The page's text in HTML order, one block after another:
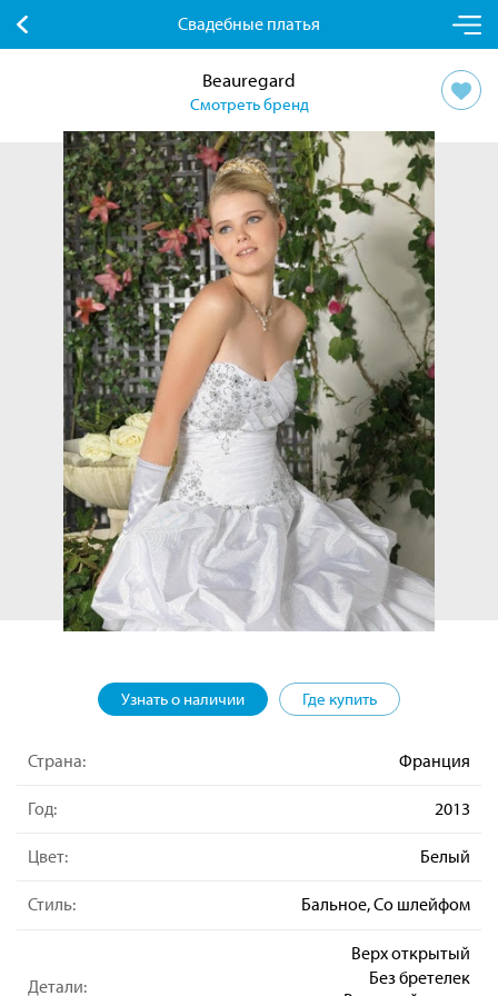
Свадебные платья
Beauregard
Смотреть бренд
Узнать о наличии Где купить
Страна: Франция
Год: 2013
Цвет: Белый
Стиль: Бальное, Со шлейфом
Детали:
Верх открытый
Без бретелек